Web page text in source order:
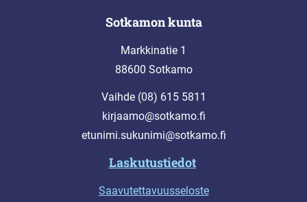
Sotkamon kunta
Markkinatie 1
88600 Sotkamo
Vaihde (08) 615 5811
kirjaamo@sotkamo.fi
etunimi.sukunimi@sotkamo.fi
Laskutustiedot
Saavutettavuusseloste